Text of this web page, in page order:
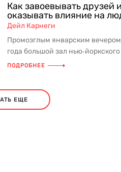
Как завоевывать друзей и
оказывать влияние на
Дейл Карнеги
Промозглым январским вечером
года большой зал
«Пенсильвания» оказался
ПОДРОБНЕЕ
ЕЩЕ